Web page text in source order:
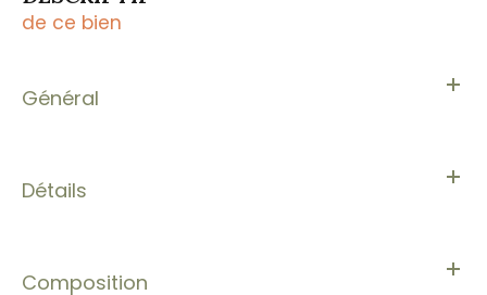
de ce bien
Général
Détails
Composition